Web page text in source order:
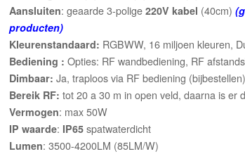
Aansluiten: geaarde 3-polige 220V kabel (40cm)
producten)
Kleurenstandaard: RGBWW, 16 miljoen kleuren,
Bediening :Opties: RF wandbediening, RF
Dimbaar:Ja, traploos via RF bediening (bijbestellen)
Bereik RF:tot 20 a 30 m in open veld, daarna is er
Vermogen: max 50W
IP waarde: IP65 spatwaterdicht
Lumen: 3500-4200LM (85LM/W)